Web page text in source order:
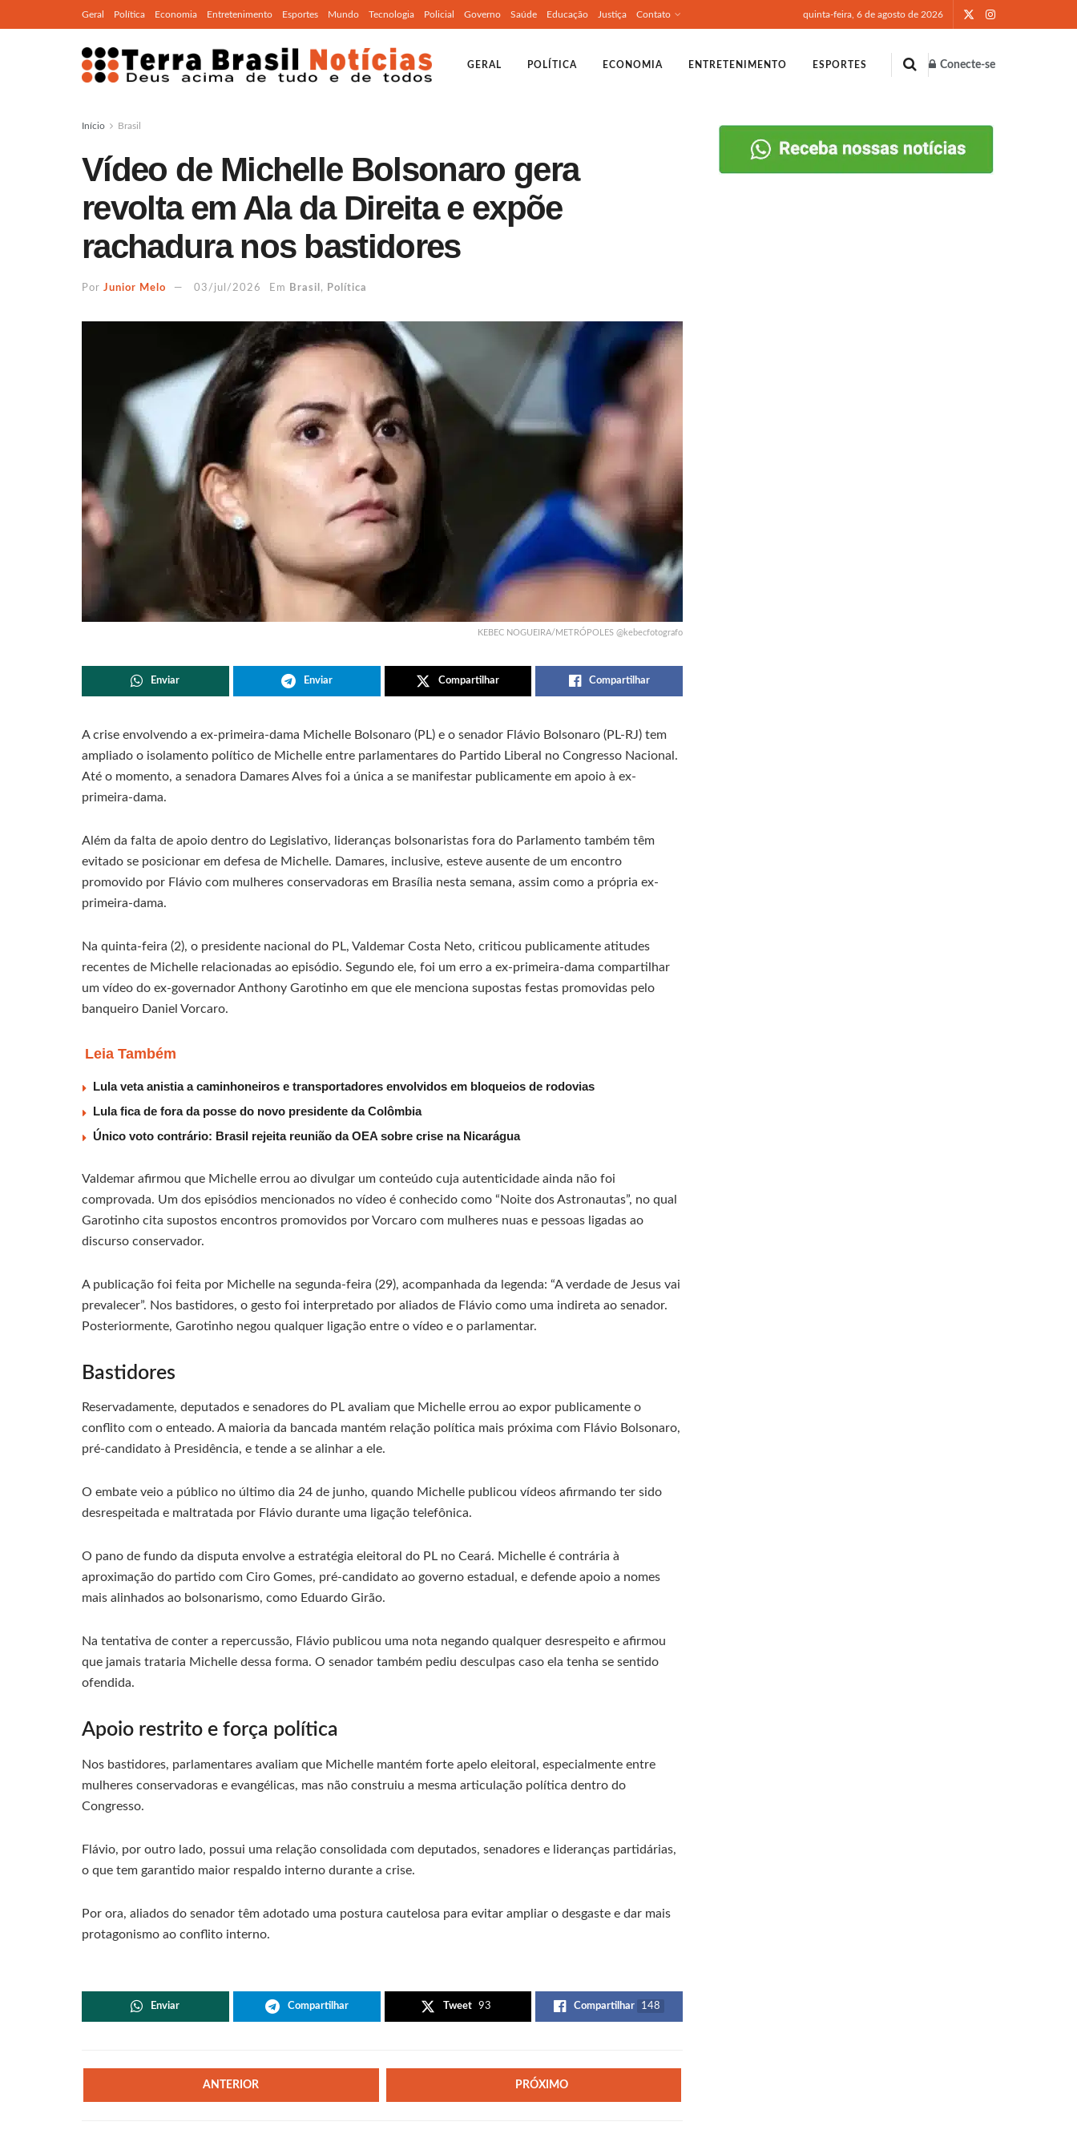
Geral Política Economia Entretenimento Esportes Mundo Tecnologia Policial Governo Saúde Educação Justiça Contato quinta-feira, 6 de agosto de 2026
GERAL POLÍTICA ECONOMIA ENTRETENIMENTO ESPORTES Conecte-se
Início Brasil
Vídeo de Michelle Bolsonaro gera
revolta em Ala da Direita e expõe
rachadura nos bastidores
Por Junior Melo 03/jul/2026 Em Brasil , Política
KEBEC NOGUEIRA/METRÓPOLES @kebecfotografo
Enviar Enviar Compartilhar Compartilhar
A crise envolvendo a ex-primeira-dama Michelle Bolsonaro (PL) e o senador Flávio Bolsonaro (PL-RJ) tem
ampliado o isolamento político de Michelle entre parlamentares do Partido Liberal no Congresso Nacional.
Até o momento, a senadora Damares Alves foi a única a se manifestar publicamente em apoio à ex-
primeira-dama.
Além da falta de apoio dentro do Legislativo, lideranças bolsonaristas fora do Parlamento também têm
evitado se posicionar em defesa de Michelle. Damares, inclusive, esteve ausente de um encontro
promovido por Flávio com mulheres conservadoras em Brasília nesta semana, assim como a própria ex-
primeira-dama.
Na quinta-feira (2), o presidente nacional do PL, Valdemar Costa Neto, criticou publicamente atitudes
recentes de Michelle relacionadas ao episódio. Segundo ele, foi um erro a ex-primeira-dama compartilhar
um vídeo do ex-governador Anthony Garotinho em que ele menciona supostas festas promovidas pelo
banqueiro Daniel Vorcaro.
Leia Também
Lula veta anistia a caminhoneiros e transportadores envolvidos em bloqueios de rodovias
Lula fica de fora da posse do novo presidente da Colômbia
Único voto contrário: Brasil rejeita reunião da OEA sobre crise na Nicarágua
Valdemar afirmou que Michelle errou ao divulgar um conteúdo cuja autenticidade ainda não foi
comprovada. Um dos episódios mencionados no vídeo é conhecido como “Noite dos Astronautas”, no qual
Garotinho cita supostos encontros promovidos por Vorcaro com mulheres nuas e pessoas ligadas ao
discurso conservador.
A publicação foi feita por Michelle na segunda-feira (29), acompanhada da legenda: “A verdade de Jesus vai
prevalecer”. Nos bastidores, o gesto foi interpretado por aliados de Flávio como uma indireta ao senador.
Posteriormente, Garotinho negou qualquer ligação entre o vídeo e o parlamentar.
Bastidores
Reservadamente, deputados e senadores do PL avaliam que Michelle errou ao expor publicamente o
conflito com o enteado. A maioria da bancada mantém relação política mais próxima com Flávio Bolsonaro,
pré-candidato à Presidência, e tende a se alinhar a ele.
O embate veio a público no último dia 24 de junho, quando Michelle publicou vídeos afirmando ter sido
desrespeitada e maltratada por Flávio durante uma ligação telefônica.
O pano de fundo da disputa envolve a estratégia eleitoral do PL no Ceará. Michelle é contrária à
aproximação do partido com Ciro Gomes, pré-candidato ao governo estadual, e defende apoio a nomes
mais alinhados ao bolsonarismo, como Eduardo Girão.
Na tentativa de conter a repercussão, Flávio publicou uma nota negando qualquer desrespeito e afirmou
que jamais trataria Michelle dessa forma. O senador também pediu desculpas caso ela tenha se sentido
ofendida.
Apoio restrito e força política
Nos bastidores, parlamentares avaliam que Michelle mantém forte apelo eleitoral, especialmente entre
mulheres conservadoras e evangélicas, mas não construiu a mesma articulação política dentro do
Congresso.
Flávio, por outro lado, possui uma relação consolidada com deputados, senadores e lideranças partidárias,
o que tem garantido maior respaldo interno durante a crise.
Por ora, aliados do senador têm adotado uma postura cautelosa para evitar ampliar o desgaste e dar mais
protagonismo ao conflito interno.
Enviar Compartilhar Tweet 93 Compartilhar 148
ANTERIOR PRÓXIMO